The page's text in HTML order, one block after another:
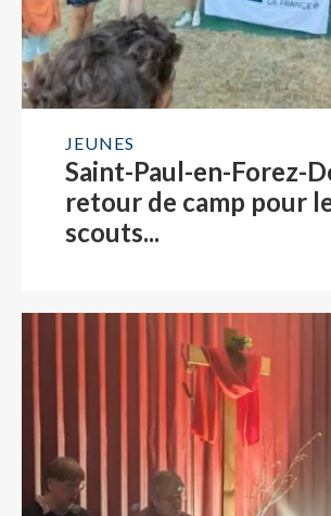
JEUNES
Saint-Paul-en-Forez-
retour de camp pour
scouts...